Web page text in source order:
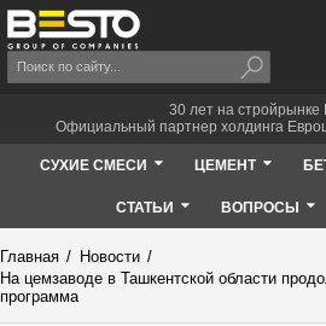
30 лет на стройрынке
Официальный партнер холдинга
СУХИЕ СМЕСИ ЦЕМЕНТ
СТАТЬИ ВОПРОСЫ
Главная / Новости /
На цемзаводе в Ташкентской области
программа